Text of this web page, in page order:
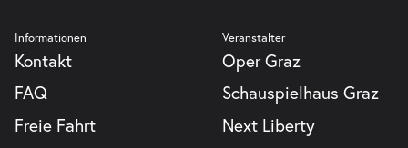
Informationen
Kontakt
FAQ
Freie Fahrt
Veranstalter
Oper Graz
Schauspielhaus Graz
Next Liberty